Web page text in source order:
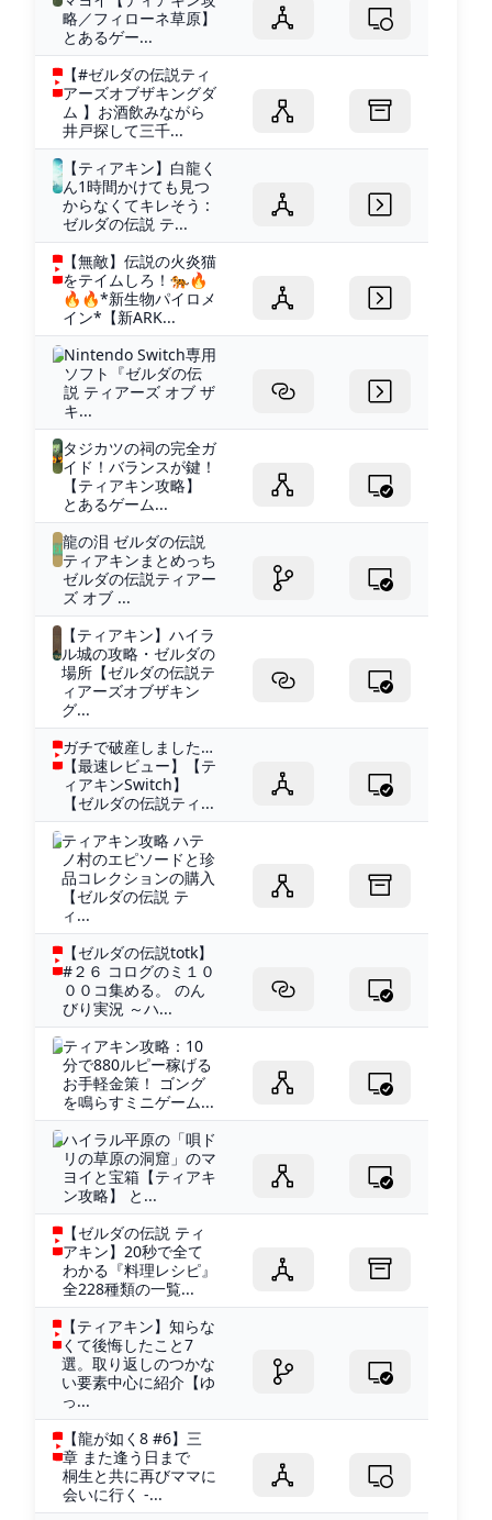
略／フィローネ草原】
とあるゲー...
【#ゼルダの伝説ティ
アーズオブザキングダ
ム 】お酒飲みながら
井戸探して三千...
【ティアキン】白龍く
ん1時間かけても見つ
からなくてキレそう :
ゼルダの伝説 テ...
【無敵】伝説の火炎猫
をテイムしろ！🐅🔥
🔥🔥*新生物パイロメ
イン*【新ARK...
Nintendo Switch専用
ソフト『ゼルダの伝
説 ティアーズ オブ ザ
キ...
タジカツの祠の完全ガ
イド！バランスが鍵！
【ティアキン攻略】
とあるゲーム...
龍の泪 ゼルダの伝説
ティアキンまとめっち
ゼルダの伝説ティアー
ズ オブ ...
【ティアキン】ハイラ
ル城の攻略・ゼルダの
場所【ゼルダの伝説テ
ィアーズオブザキン
グ...
ガチで破産しました…
【最速レビュー】【テ
ィアキンSwitch】
【ゼルダの伝説ティ...
ティアキン攻略 ハテ
ノ村のエピソードと珍
品コレクションの購入
【ゼルダの伝説 テ
ィ...
【ゼルダの伝説totk】
#２６ コログのミ１０
００コ集める。 のん
びり実況 ～ハ...
ティアキン攻略：10
分で880ルピー稼げる
お手軽金策！ ゴング
を鳴らすミニゲーム...
ハイラル平原の「唄ド
リの草原の洞窟」のマ
ヨイと宝箱【ティアキ
ン攻略】 と...
【ゼルダの伝説 ティ
アキン】20秒で全て
わかる『料理レシピ』
全228種類の一覧...
【ティアキン】知らな
くて後悔したこと7
選。取り返しのつかな
い要素中心に紹介【ゆ
っ...
【龍が如く8 #6】三
章 また逢う日まで
桐生と共に再びママに
会いに行く -...